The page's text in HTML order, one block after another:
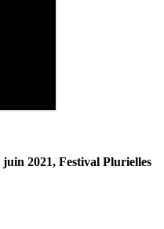
juin 2021, Festival Plurielles